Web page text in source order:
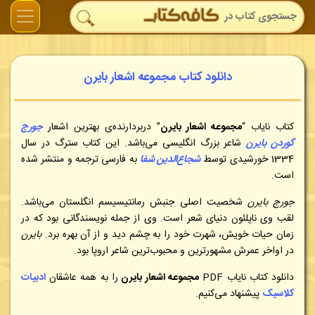
دانلود کتاب مجموعه اشعار بایرن
کتاب نایاب “مجموعه اشعار بایرن” دربردارنده‌ی بهترین اشعارجورج
گوردن بایرنشاعر بزرگ انگلیسی می‌باشد. این کتاب سترگ در سال
1334 خورشیدی توسط
شجاع‌الدین شفا به فارسی ترجمه و منتشر شده
است.
جورج بایرن شخصیت اصلی جنبش رمانتیسیسم انگلستان می‌باشد.
لقب وی ناپلئون دنیای شعر است. وی از جمله نویسندگانی بود که در
زمان حیات خویش، شهرت خود را به چشم دید و از آن بهره برد.بایرن
در اواخر عمرش مشهورترین و محبوب‌ترین شاعر اروپا بود.
دانلود کتاب نایاب PDF مجموعه اشعار بایرن را به همه عاشقان ادبیات
کلاسیک پیشنهاد می‌کنیم.